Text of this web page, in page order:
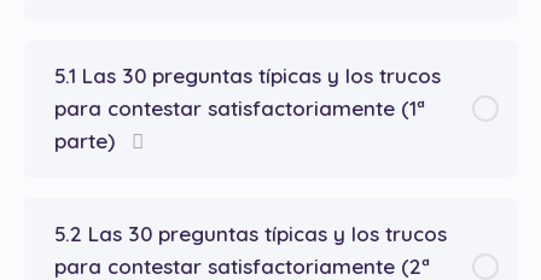
5.1 Las 30 preguntas típicas y los trucos
para contestar satisfactoriamente (1ª
parte)
5.2 Las 30 preguntas típicas y los trucos
para contestar satisfactoriamente (2ª